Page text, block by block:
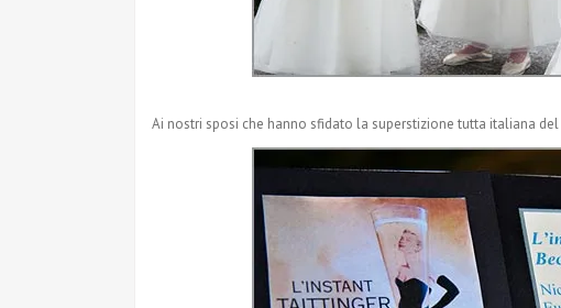
Ai nostri sposi che hanno sfidato la superstizione tutta italiana